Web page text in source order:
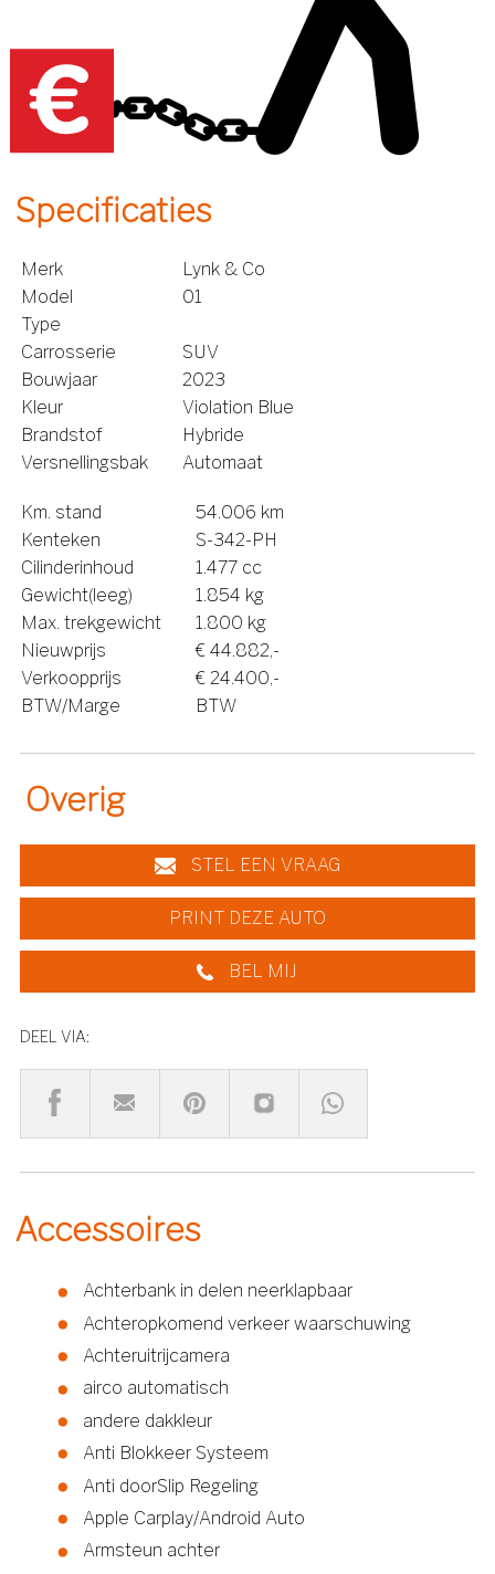
Specificaties
Merk
Lynk & Co
Model
01
Type
Carrosserie
SUV
Bouwjaar
2023
Kleur
Violation Blue
Brandstof
Hybride
Versnellingsbak
Automaat
Km. stand
54.006 km
Kenteken
S-342-PH
Cilinderinhoud
1.477 cc
Gewicht(leeg)
1.854 kg
Max. trekgewicht
1.800 kg
Nieuwprijs
€ 44.882,-
Verkoopprijs
€ 24.400,-
BTW/Marge
BTW
Overig
STEL EEN VRAAG
PRINT DEZE AUTO
BEL MIJ
DEEL VIA:
Accessoires
Achterbank in delen neerklapbaar
Achteropkomend verkeer waarschuwing
Achteruitrijcamera
airco automatisch
andere dakkleur
Anti Blokkeer Systeem
Anti doorSlip Regeling
Apple Carplay/Android Auto
Armsteun achter